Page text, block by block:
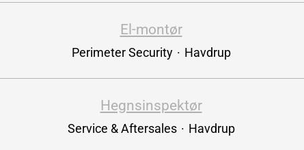
El-montør
Perimeter Security · Havdrup
Hegnsinspektør
Service & Aftersales · Havdrup